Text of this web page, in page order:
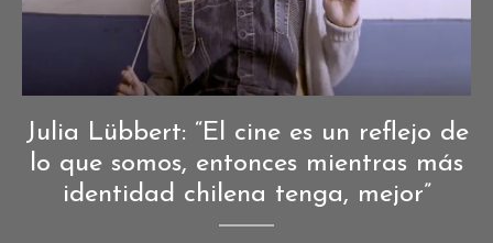
Entrevistas,
Entrevistas
Julia Lübbert: “El cine es un reflejo de
lo que somos, entonces mientras más
identidad chilena tenga, mejor”